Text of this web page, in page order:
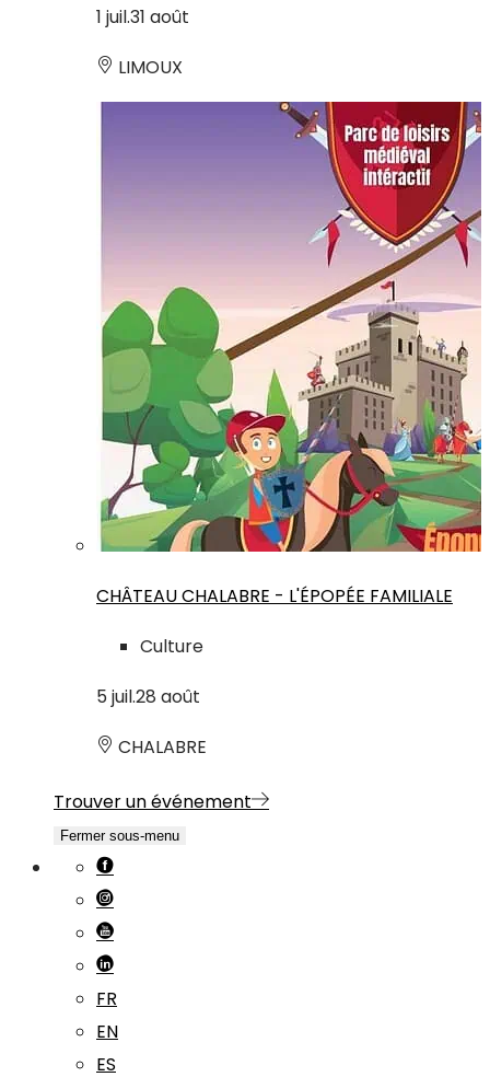
1 juil.31 août
LIMOUX
CHÂTEAU CHALABRE - L'ÉPOPÉE FAMILIALE
Culture
5 juil.28 août
CHALABRE
Trouver un événement
Fermer sous-menu
FR
EN
ES